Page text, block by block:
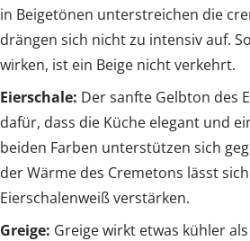
in Beigetönen unterstreichen die
drängen sich nicht zu intensiv auf.
wirken, ist ein Beige nicht verkehrt.
Eierschale: Der sanfte Gelbton des
dafür, dass die Küche elegant und
beiden Farben unterstützen sich
der Wärme des Cremetons lässt
Eierschalenweiß verstärken.
Greige: Greige wirkt etwas kühler